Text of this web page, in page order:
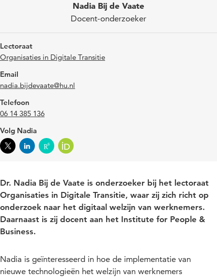
Nadia Bij de Vaate
Docent-onderzoeker
Lectoraat
Organisaties in Digitale Transitie
Email
nadia.bijdevaate@hu.nl
Telefoon
06 14 385 136
Volg Nadia
Dr. Nadia Bij de Vaate is onderzoeker bij het lectoraat
Organisaties in Digitale Transitie, waar zij zich richt op
onderzoek naar het digitaal welzijn van werknemers.
Daarnaast is zij docent aan het Institute for People &
Business.
Nadia is geïnteresseerd in hoe de implementatie van
nieuwe technologieën het welzijn van werknemers